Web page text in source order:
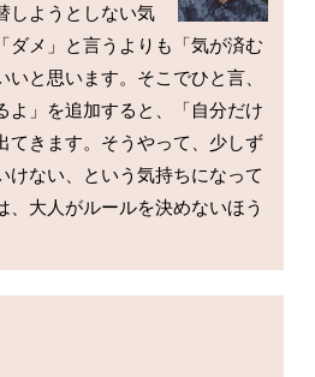
しようとしない気
ダメ」と言うよりも「気が済む
いと思います。そこでひと言、
よ」を追加すると、「自分だけ
てきます。そうやって、少しず
けない、という気持ちになって
、大人がルールを決めないほう